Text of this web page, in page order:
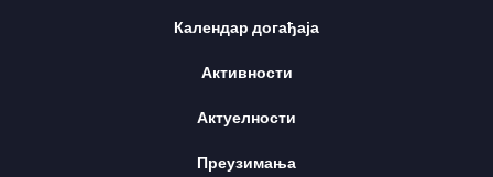
Календар догађаја
Активности
Актуелности
Преузимања